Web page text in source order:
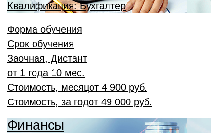
Квалификация: Бухгалтер
Форма обучения
Срок обучения
Заочная, Дистант
от 1 года 10 мес.
Стоимость, месяцот 4 900 руб.
Стоимость, за годот 49 000 руб.
Финансы